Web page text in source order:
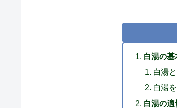
白湯の基
白湯
白湯
白湯の適